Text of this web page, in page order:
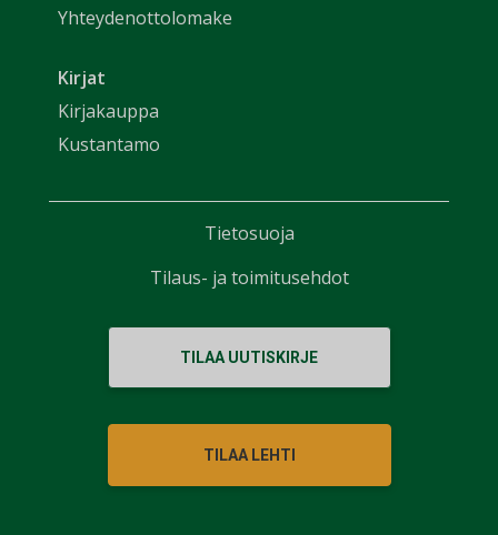
Yhteydenottolomake
Kirjat
Kirjakauppa
Kustantamo
TILAA UUTISKIRJE
TILAA LEHTI
Tietosuoja
Tilaus- ja toimitusehdot